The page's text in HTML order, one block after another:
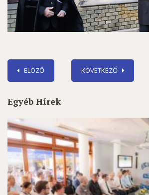
ELÖZŐ KÖVETKEZŐ
Egyéb Hírek